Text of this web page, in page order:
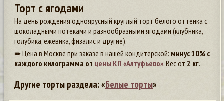
Торт с ягодами
На день рождения одноярусный круглый торт белого оттенка с
шоколадными потеками и разнообразными ягодами (клубника,
голубика, ежевика, физалис и другие).
➠ Цена в Москве при заказе в нашей кондитерской: минус 10% с
каждого килограмма от цены КП «Алтуфьево». Вес от 2 кг.
Другие торты раздела: «Белые торты»